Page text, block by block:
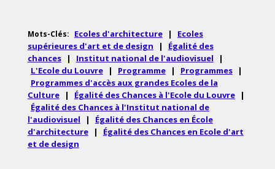
Mots-Clés: Ecoles d'architecture |
Ecoles
supérieures d'art et de design
|
Égalité des
chances
| Institut national de l'audiovisuel
|
L'Ecole du Louvre
| Programme | Programmes
|
Programmes d'accès aux grandes Ecoles de la
Culture
| Égalité des Chances à l'Ecole du Louvre
|
Égalité des Chances à l'Institut national de
l'audiovisuel
|
Égalité des Chances en École
d'architecture
|
Égalité des Chances en Ecole d'art
et de design